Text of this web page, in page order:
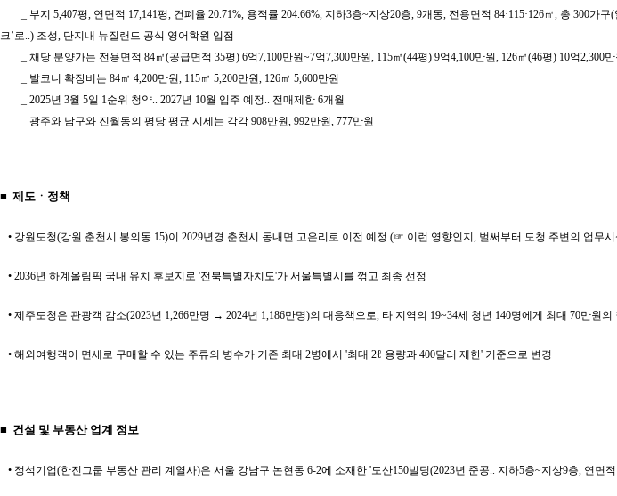
_ 부지 5,407평, 연면적 17,141평, 건폐율 20.71%, 용적률 204.66%, 지하3층~지상20층, 9개동, 전용면적 84·115·126㎡, 총
크’로..) 조성, 단지내 뉴질랜드 공식 영어학원 입점
_ 채당 분양가는 전용면적 84㎡(공급면적 35평) 6억7,100만원~7억7,300만원, 115㎡(44평) 9억4,100만원, 126㎡(46평) 10억2,300
_ 발코니 확장비는 84㎡ 4,200만원, 115㎡ 5,200만원, 126㎡ 5,600만원
_ 2025년 3월 5일 1순위 청약.. 2027년 10월 입주 예정.. 전매제한 6개월
_ 광주와 남구와 진월동의 평당 평균 시세는 각각 908만원, 992만원, 777만원
■ 제도ㆍ정책
• 강원도청(강원 춘천시 봉의동 15)이 2029년경 춘천시 동내면 고은리로 이전 예정 (☞ 이런 영향인지, 벌써부터 도청 주변의 업무
• 2036년 하계올림픽 국내 유치 후보지로 '전북특별자치도'가 서울특별시를 꺾고 최종 선정
• 제주도청은 관광객 감소(2023년 1,266만명 → 2024년 1,186만명)의 대응책으로, 타 지역의 19~34세 청년 140명에게 최대 70만원
• 해외여행객이 면세로 구매할 수 있는 주류의 병수가 기존 최대 2병에서 '최대 2ℓ 용량과 400달러 제한' 기준으로 변경
■ 건설 및 부동산 업계 정보
• 정석기업(한진그룹 부동산 관리 계열사)은 서울 강남구 논현동 6-2에 소재한 '도산150빌딩(2023년 준공.. 지하5층~지상9층, 연면